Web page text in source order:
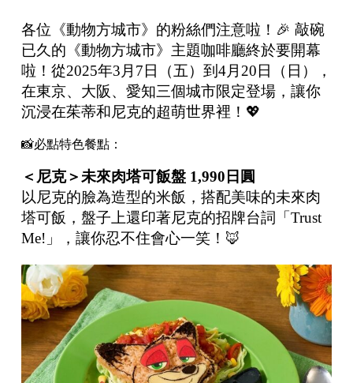
各位《動物方城市》的粉絲們注意啦！🎉 敲碗
已久的《動物方城市》主題咖啡廳終於要開幕
啦！從2025年3月7日（五）到4月20日（日），
在東京、大阪、愛知三個城市限定登場，讓你
沉浸在茱蒂和尼克的超萌世界裡！💖
📸必點特色餐點：
＜尼克＞未來肉塔可飯盤1,990 日圓
以尼克的臉為造型的米飯，搭配美味的未來肉
塔可飯，盤子上還印著尼克的招牌台詞「Trust
Me!」，讓你忍不住會心一笑！🦊